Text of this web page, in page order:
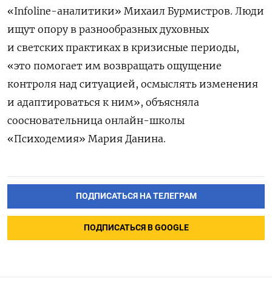
«Infoline-аналитики» Михаил Бурмистров. Люди
ищут опору в разнообразных духовных
и светских практиках в кризисные периоды,
«это помогает им возвращать ощущение
контроля над ситуацией, осмыслять изменения
и адаптироваться к ним», объясняла
соосновательница онлайн-школы
«Психодемия» Мария Данина.
ПОДПИСАТЬСЯ НА ТЕЛЕГРАМ
ПОДПИСАТЬСЯ В GOOGLE